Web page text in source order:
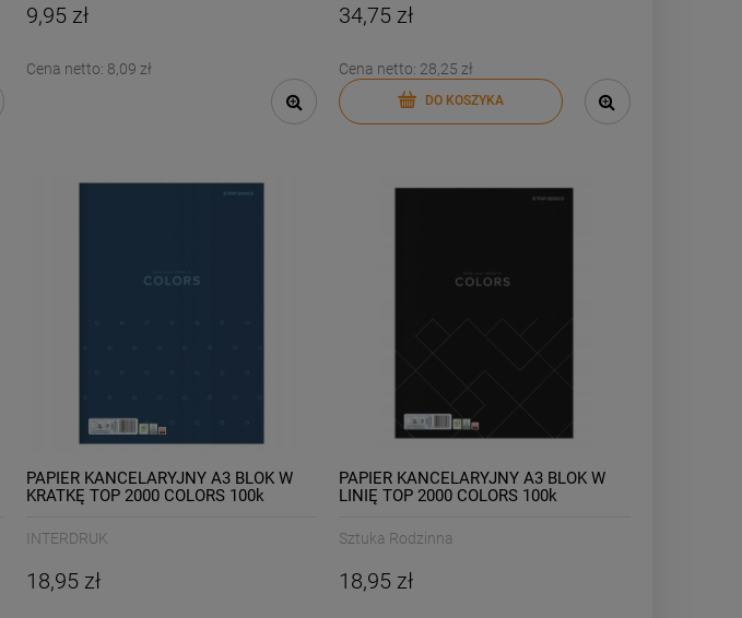
9,95 zł
Cena netto: 8,09 zł
34,75 zł
Cena netto: 28,25 zł
DO KOSZYKA
PAPIER KANCELARYJNY A3 BLOK W
KRATKĘ TOP 2000 COLORS 100k
INTERDRUK
18,95 zł
PAPIER KANCELARYJNY A3 BLOK W
LINIĘ TOP 2000 COLORS 100k
Sztuka Rodzinna
18,95 zł